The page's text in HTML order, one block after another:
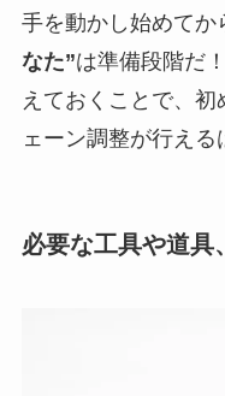
手を動かし始めて
なた”は準備段階だ
えておくことで、
ェーン調整が行える
必要な工具や道具